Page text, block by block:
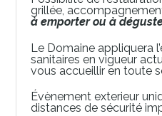
grillée,
à emporter ou à
Le Domaine appliquera
sanitaires en vigueur
vous accueillir en toute
Évènement exterieur
distances de sécurité